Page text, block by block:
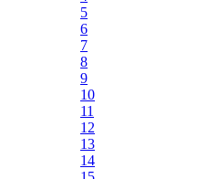
5
6
7
8
9
10
11
12
13
14